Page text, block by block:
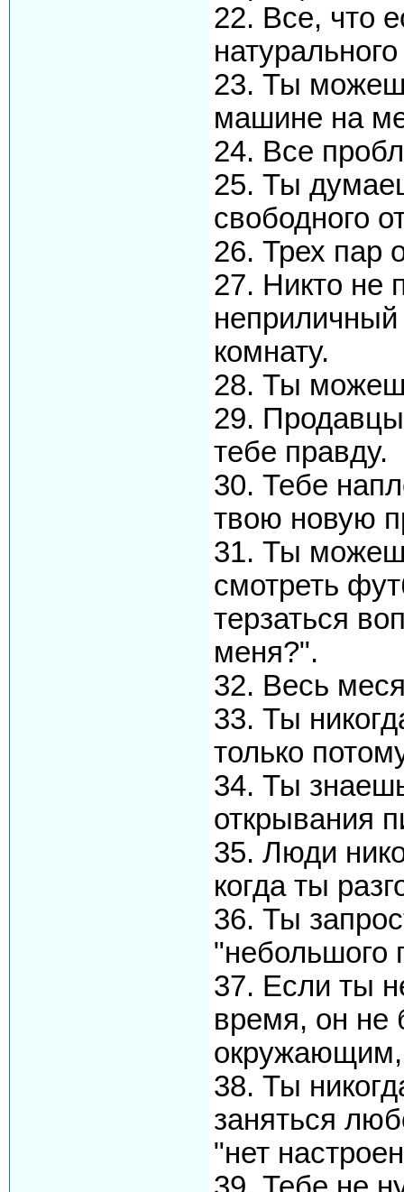
22. Все, что
23. Ты
машине на
24. Все
25. Ты
свободного
26. Трех пар
27. Никто не
неприличный
комнату.
28. Ты
29. Продавцы
тебе правду.
30. Тебе
твою новую
31. Ты
смотреть
терзаться
меня?".
32. Весь
33. Ты
только
34. Ты
открывания
35. Люди
когда ты
36. Ты
"небольшого
37. Если ты
время, он не
окружающим,
38. Ты
заняться
"нет